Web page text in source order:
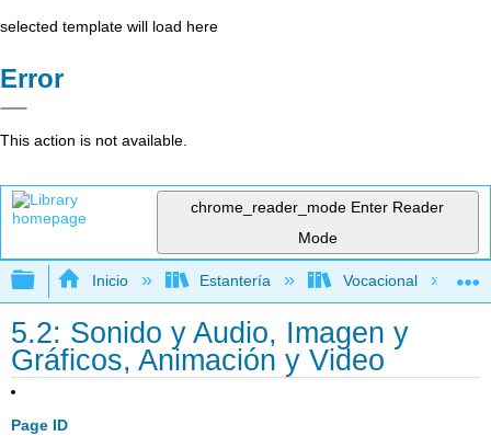
selected template will load here
Error
This action is not available.
chrome_reader_mode Enter Reader
Mode
Expandir/contraer jerarquía global
Inicio Estantería Vocacional
5.2: Sonido y Audio, Imagen y
Gráficos, Animación y Video
Page ID